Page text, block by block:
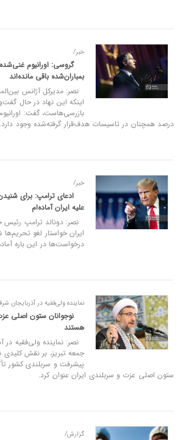
خبر/
گروسی: اورانیوم
بمباران‌شده باقی مانده‌اند
نصر: مدیرکل آژانس
اینکه این نهاد در حال
درصد همچنان در تاسیسات هدف‌قرار گرفته‌شده وجود دارد.
خبر/
ادعای ترامپ: برای
علیه ایران آماده‌ام
نصر: دونالد ترامپ رئیس
ایران خواستار لغو
درخواست‌ها در این باره
نماینده ولی‌فقیه در آذربایجان
نوجوانان ستون اصلی
هستند
نصر: نماینده ولی‌فقیه در
جمعه تبریز، بر نقش کلیدی
پیشرفت و سربلندی کشور
ستون اصلی عزت و سربلندی ایران عنوان کرد.
گزارش/